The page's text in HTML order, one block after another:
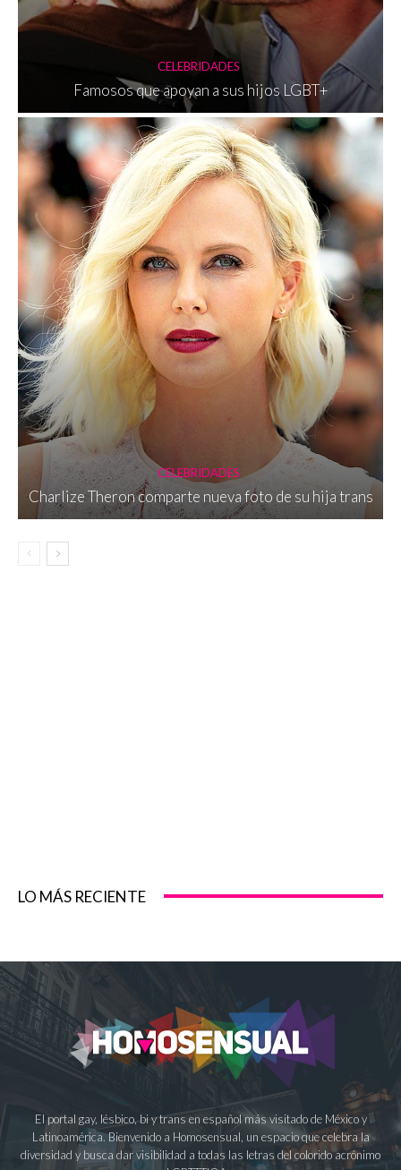
CELEBRIDADES
Famosos que apoyan a sus hijos LGBT+
CELEBRIDADES
Charlize Theron comparte nueva foto de su hija trans
LO MÁS RECIENTE
El portal gay, lésbico, bi y trans en español más visitado de México y
Latinoamérica. Bienvenido a Homosensual, un espacio que celebra la
diversidad y busca dar visibilidad a todas las letras del colorido acrónimo